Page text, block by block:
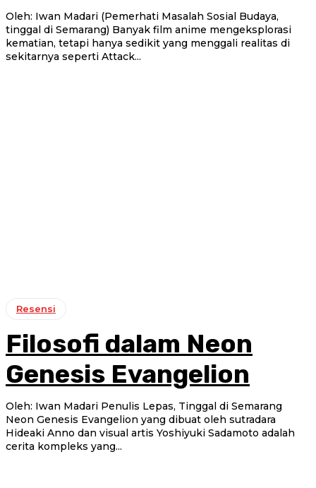
Oleh: Iwan Madari (Pemerhati Masalah Sosial Budaya,
tinggal di Semarang) Banyak film anime mengeksplorasi
kematian, tetapi hanya sedikit yang menggali realitas di
sekitarnya seperti Attack...
Resensi
Filosofi dalam Neon
Genesis Evangelion
Oleh: Iwan Madari Penulis Lepas, Tinggal di Semarang
Neon Genesis Evangelion yang dibuat oleh sutradara
Hideaki Anno dan visual artis Yoshiyuki Sadamoto adalah
cerita kompleks yang...